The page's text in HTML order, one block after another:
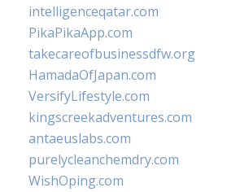
intelligenceqatar.com
PikaPikaApp.com
takecareofbusinessdfw.org
HamadaOfJapan.com
VersifyLifestyle.com
kingscreekadventures.com
antaeuslabs.com
purelycleanchemdry.com
WishOping.com